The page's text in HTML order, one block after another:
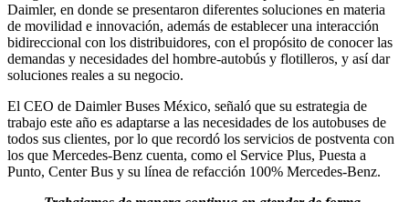
Daimler, en donde se presentaron diferentes soluciones en materia
de movilidad e innovación, además de establecer una interacción
bidireccional con los distribuidores, con el propósito de conocer las
demandas y necesidades del hombre-autobús y flotilleros, y así dar
soluciones reales a su negocio.
El CEO de Daimler Buses México, señaló que su estrategia de
trabajo este año es adaptarse a las necesidades de los autobuses de
todos sus clientes, por lo que recordó los servicios de postventa con
los que Mercedes-Benz cuenta, como el Service Plus, Puesta a
Punto, Center Bus y su línea de refacción 100% Mercedes-Benz.